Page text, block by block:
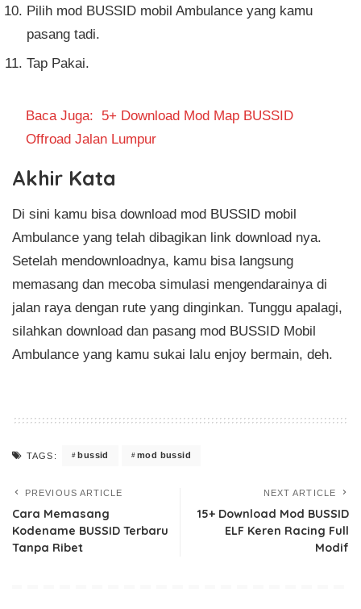
Pilih mod BUSSID mobil Ambulance yang kamu
pasang tadi.
Tap Pakai.
Baca Juga: 5+ Download Mod Map BUSSID
Offroad Jalan Lumpur
Akhir Kata
Di sini kamu bisa download mod BUSSID mobil
Ambulance yang telah dibagikan link download nya.
Setelah mendownloadnya, kamu bisa langsung
memasang dan mecoba simulasi mengendarainya di
jalan raya dengan rute yang dinginkan. Tunggu apalagi,
silahkan download dan pasang mod BUSSID Mobil
Ambulance yang kamu sukai lalu enjoy bermain, deh.
TAGS: bussid mod bussid
PREVIOUS ARTICLE
Cara Memasang
Kodename BUSSID Terbaru
Tanpa Ribet
NEXT ARTICLE
15+ Download Mod BUSSID
ELF Keren Racing Full
Modif